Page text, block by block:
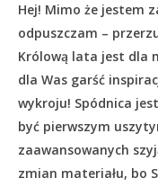
Hej! Mimo że jestem
odpuszczam –
Królową lata jest dla
dla Was garść
wykroju! Spódnica
być pierwszym
zaawansowanych
zmian materiału, bo